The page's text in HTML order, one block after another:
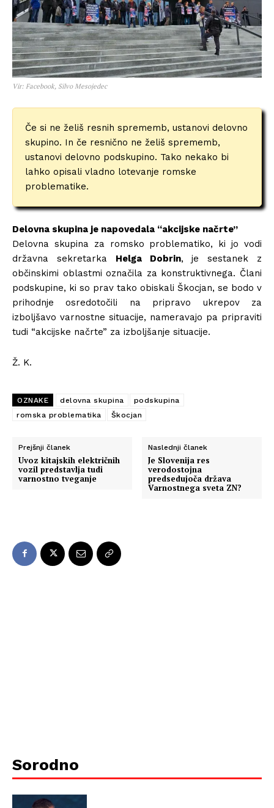
Vir: Facebook, Silvo Mesojedec
Če si ne želiš resnih sprememb, ustanovi delovno
skupino. In če resnično ne želiš sprememb,
ustanovi delovno podskupino. Tako nekako bi
lahko opisali vladno lotevanje romske
problematike.
Delovna skupina je napovedala “akcijske načrte”
Delovna skupina za romsko problematiko, ki jo vodi
državna sekretarka Helga Dobrin, je sestanek z
občinskimi oblastmi označila za konstruktivnega. Člani
podskupine, ki so prav tako obiskali Škocjan, se bodo v
prihodnje osredotočili na pripravo ukrepov za
izboljšavo varnostne situacije, nameravajo pa pripraviti
tudi “akcijske načrte” za izboljšanje situacije.
Ž. K.
OZNAKE delovna skupina
podskupina
romska problematika
Škocjan
Prejšnji članek
Uvoz kitajskih električnih
vozil predstavlja tudi
varnostno tveganje
Naslednji članek
Je Slovenija res
verodostojna
predsedujoča država
Varnostnega sveta ZN?
Sorodno